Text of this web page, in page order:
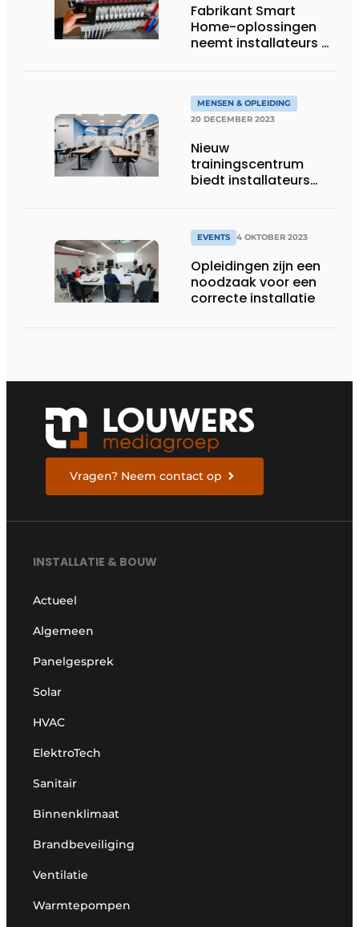
Fabrikant Smart
Home-oplossingen
neemt installateurs bij
MENSEN & OPLEIDING
20 DECEMBER 2023
Nieuw
trainingscentrum
biedt installateurs
EVENTS 4 OKTOBER 2023
Opleidingen zijn een
noodzaak voor een
correcte installatie
Vragen? Neem contact op
INSTALLATIE & BOUW
Actueel
Algemeen
Panelgesprek
Solar
HVAC
ElektroTech
Sanitair
Binnenklimaat
Brandbeveiliging
Ventilatie
Warmtepompen